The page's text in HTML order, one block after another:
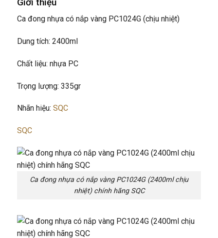
Ca đong nhựa có nắp vàng PC1024G (chịu nhiệt)
Dung tích: 2400ml
Chất liệu: nhựa PC
Trọng lượng: 335gr
Nhãn hiệu: SQC
SQC
Ca đong nhựa có nắp vàng PC1024G (2400ml chịu
nhiệt) chính hãng SQC